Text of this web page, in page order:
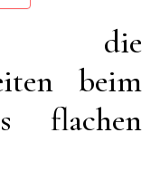
die
beim
flachen